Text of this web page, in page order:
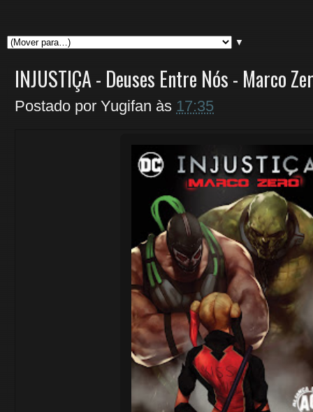
▼
INJUSTIÇA - Deuses Entre Nós - Marco
Postado por Yugifan às 17:35